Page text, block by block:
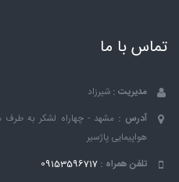
تماس با ما
مدیریت : شیرزاد
آدرس : مشهد - چهاراه لشکر به طرف
هواپیمایی پاژسیر
تلفن همراه : 09153596717